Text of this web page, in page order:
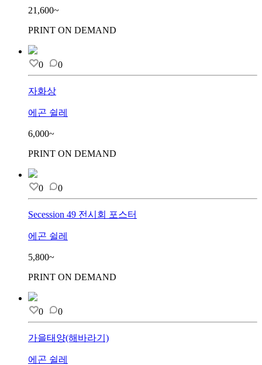
21,600~
PRINT ON DEMAND
0 0
자화상
에곤 쉴레
6,000~
PRINT ON DEMAND
0 0
Secession 49 전시회 포스터
에곤 쉴레
5,800~
PRINT ON DEMAND
0 0
가을태양(해바라기)
에곤 쉴레